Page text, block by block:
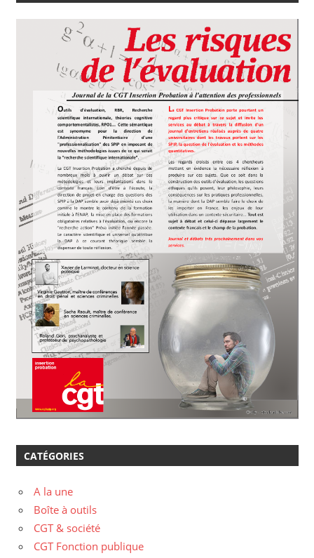
CATÉGORIES
A la une
Boîte à outils
CGT & société
CGT Fonction publique